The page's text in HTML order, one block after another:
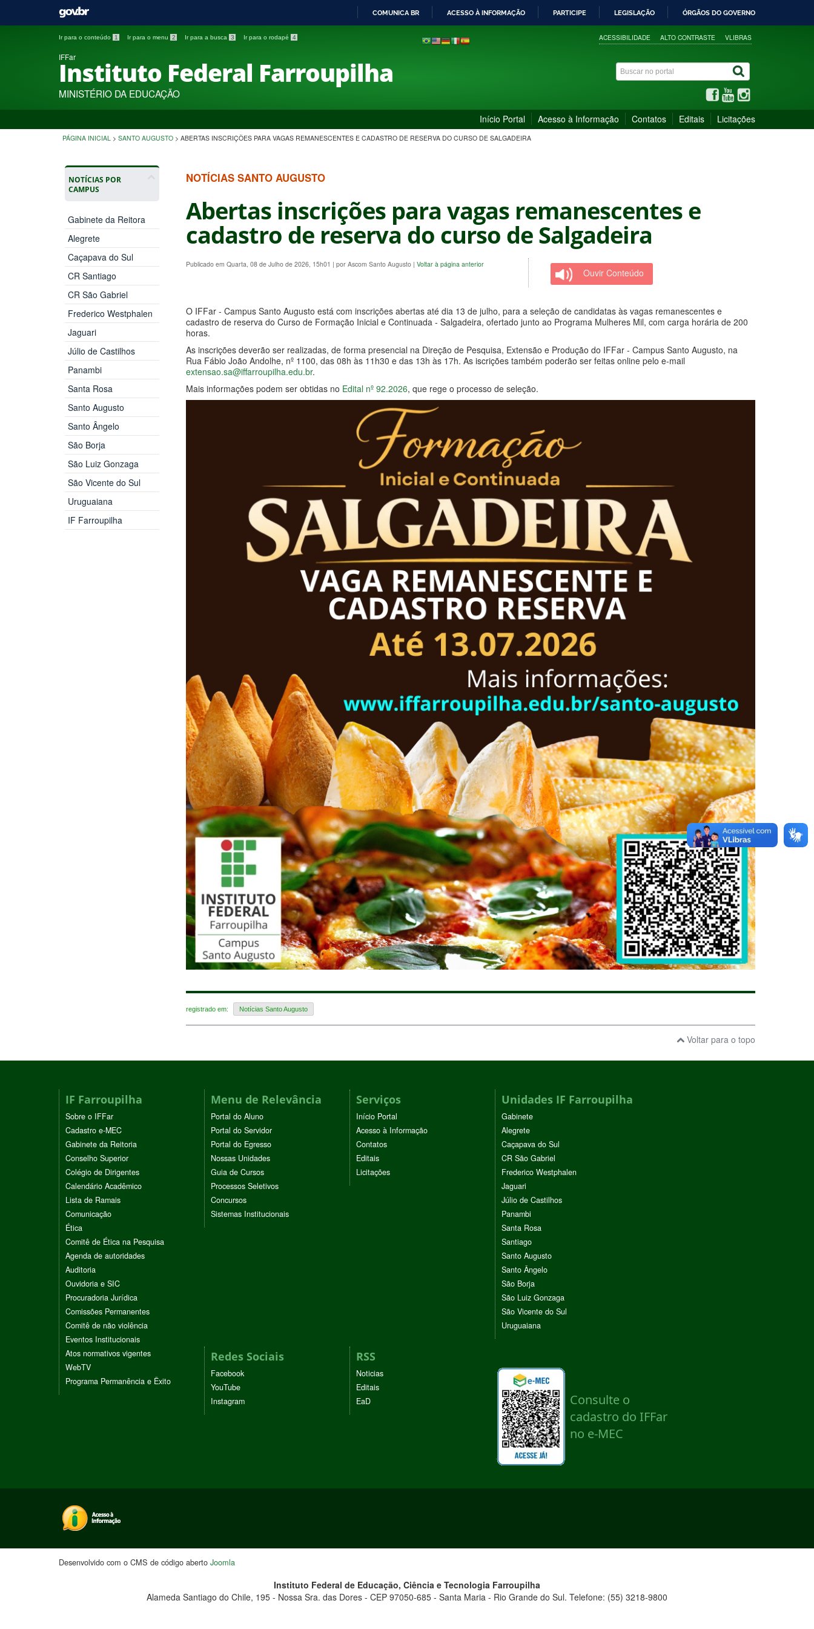
PARA
COMUNICA BR ACESSO À INFORMAÇÃO PARTICIPE LEGISLAÇÃO ÓRGÃOS DO GOVERNO
Ir para o conteúdo 1 Ir para o menu 2 Ir para a busca 3 Ir para o rodapé 4 ACESSIBILIDADE ALTO CONTRASTE VLIBRAS
IFFar
Instituto Federal Farroupilha
MINISTÉRIO DA EDUCAÇÃO
Início Portal Acesso à Informação Contatos Editais Licitações
PÁGINA INICIAL > SANTO AUGUSTO > ABERTAS INSCRIÇÕES PARA VAGAS REMANESCENTES E CADASTRO DE RESERVA DO CURSO DE SALGADEIRA
NOTÍCIAS POR
CAMPUS
Gabinete da Reitora
Alegrete
Caçapava do Sul
CR Santiago
CR São Gabriel
Frederico Westphalen
Jaguari
Júlio de Castilhos
Panambi
Santa Rosa
Santo Augusto
Santo Ângelo
São Borja
São Luiz Gonzaga
São Vicente do Sul
Uruguaiana
IF Farroupilha
NOTÍCIAS SANTO AUGUSTO
Abertas inscrições para vagas remanescentes e
cadastro de reserva do curso de Salgadeira
Publicado em Quarta, 08 de Julho de 2026, 15h01 | por Ascom Santo Augusto | Voltar à página anterior
Ouvir Conteúdo
O IFFar - Campus Santo Augusto está com inscrições abertas até dia 13 de julho, para a seleção de candidatas às vagas remanescentes e
cadastro de reserva do Curso de Formação Inicial e Continuada - Salgadeira, ofertado junto ao Programa Mulheres Mil, com carga horária de 200
horas.
As inscrições deverão ser realizadas, de forma presencial na Direção de Pesquisa, Extensão e Produção do IFFar - Campus Santo Augusto, na
Rua Fábio João Andolhe, nº 1100, das 08h às 11h30 e das 13h às 17h. As iscrições também poderão ser feitas online pelo e-mail
extensao.sa@iffarroupilha.edu.br.
Mais informações podem ser obtidas no Edital nº 92.2026, que rege o processo de seleção.
registrado em: Notícias Santo Augusto
Voltar para o topo
IF Farroupilha
Sobre o IFFar
Cadastro e-MEC
Gabinete da Reitoria
Conselho Superior
Colégio de Dirigentes
Calendário Acadêmico
Lista de Ramais
Comunicação
Ética
Comitê de Ética na Pesquisa
Agenda de autoridades
Auditoria
Ouvidoria e SIC
Procuradoria Jurídica
Comissões Permanentes
Comitê de não violência
Eventos Institucionais
Atos normativos vigentes
WebTV
Programa Permanência e Êxito
Menu de Relevância
Portal do Aluno
Portal do Servidor
Portal do Egresso
Nossas Unidades
Guia de Cursos
Processos Seletivos
Concursos
Sistemas Institucionais
Serviços
Início Portal
Acesso à Informação
Contatos
Editais
Licitações
Unidades IF Farroupilha
Gabinete
Alegrete
Caçapava do Sul
CR São Gabriel
Frederico Westphalen
Jaguari
Júlio de Castilhos
Panambi
Santa Rosa
Santiago
Santo Augusto
Santo Ângelo
São Borja
São Luiz Gonzaga
São Vicente do Sul
Uruguaiana
Redes Sociais
Facebook
YouTube
Instagram
RSS
Noticias
Editais
EaD
Desenvolvido com o CMS de código aberto Joomla
Instituto Federal de Educação, Ciência e Tecnologia Farroupilha
Alameda Santiago do Chile, 195 - Nossa Sra. das Dores - CEP 97050-685 - Santa Maria - Rio Grande do Sul. Telefone: (55) 3218-9800